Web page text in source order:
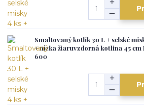
Smaltovaný kotlík 30 L + selské
+ nízka žiaruvzdorná kotlina 45 cm
600